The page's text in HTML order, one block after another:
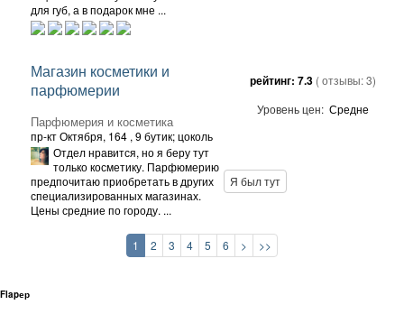
для губ, а в подарок мне ...
Магазин косметики и
парфюмерии
Парфюмерия и косметика
пр-кт Октября, 164 , 9 бутик; цоколь
рейтинг: 7.3 ( отзывы:3)
Уровень цен: Средне
Отдел нравится, но я беру тут
только косметику. Парфюмерию
предпочитаю приобретать в других
специализированных магазинах.
Цены средние по городу. ...
Я был тут
1 2 3 4 5 6 > >>
Flapер